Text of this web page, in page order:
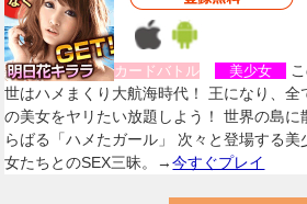
カードバトル 美少女
世はハメまくり大航海時代！ 王になり、全
の美女をヤリたい放題しよう！ 世界の島に
らばる「ハメたガール」 次々と登場する美
女たちとのSEX三昧。→今すぐプレイ